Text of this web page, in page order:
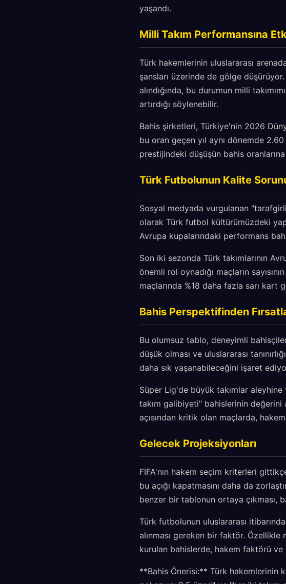
yaşandı.
Milli Takım Performansına
Türk hakemlerinin uluslararası
şansları üzerinde de gölge
alındığında, bu durumun milli
artırdığı söylenebilir.
Bahis şirketleri, Türkiye'nin 2026
bu oran geçen yıl aynı dönemde 2.60
prestijindeki düşüşün bahis oranlarına
Türk Futbolunun Kalite
Sosyal medyada vurgulanan
olarak Türk futbol kültürümüzdeki
Avrupa kupalarındaki performans
Son iki sezonda Türk takımlarının
önemli rol oynadığı maçların
maçlarında %18 daha fazla sarı kart
Bahis Perspektifinden
Bu olumsuz tablo, deneyimli
düşük olması ve uluslararası
daha sık yaşanabileceğini işaret
Süper Lig'de büyük takımlar aleyhine
takım galibiyeti" bahislerinin değerini
açısından kritik olan maçlarda,
Gelecek Projeksiyonları
FIFA'nın hakem seçim kriterleri
bu açığı kapatmasını daha da
benzer bir tablonun ortaya çıkması,
Türk futbolunun uluslararası
alınması gereken bir faktör. Özellikle
kurulan bahislerde, hakem faktörü ve
**Bahis Önerisi:** Türk hakemlerinin